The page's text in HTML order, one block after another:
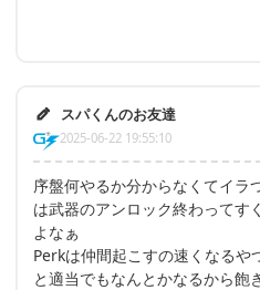
スパくんのお友達
2025-06-22 19:55:10
序盤何やるか分からなくてイラ
は武器のアンロック終わってす
よなぁ
Perkは仲間起こすの速くなるや
と適当でもなんとかなるから飽